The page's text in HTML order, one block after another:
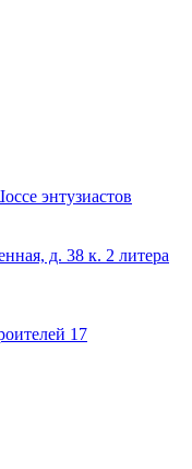
энтузиастов
д. 38 к. 2 литера
17